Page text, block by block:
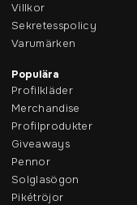
Villkor
Sekretesspolicy
Varumärken
Populära
Profilkläder
Merchandise
Profilprodukter
Giveaways
Pennor
Solglasögon
Pikétröjor